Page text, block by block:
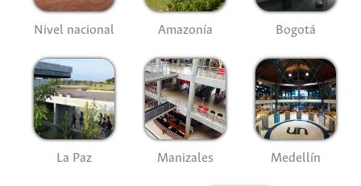
Nivel nacional Amazonía Bogotá
La Paz Manizales Medellín